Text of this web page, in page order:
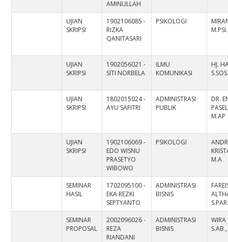
AMINULLAH
UJIAN
SKRIPSI
1902106085 -
RIZKA
QANITASARI
PSIKOLOGI
UJIAN
SKRIPSI
1902056021 -
SITI NORBELA
ILMU
KOMUNIKASI
HJ.
UJIAN
SKRIPSI
1802015024 -
AYU SAFITRI
ADMINISTRASI
PUBLIK
DR.
M.AP
UJIAN
SKRIPSI
1902106069 -
EDO WISNU
PRASETYO
WIBOWO
PSIKOLOGI
M.A
SEMINAR
HASIL
1702095100 -
EKA REZKI
SEPTYANTO
ADMINISTRASI
BISNIS
SEMINAR
PROPOSAL
2002096026 -
REZA
RIANDANI
ADMINISTRASI
BISNIS